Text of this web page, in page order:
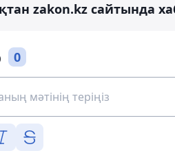
zakon.kz сайтында
0